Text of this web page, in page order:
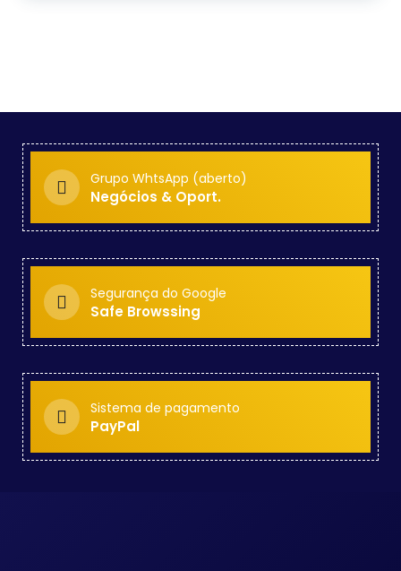
Grupo WhtsApp (aberto)
Negócios & Oport.
Segurança do Google
Safe Browssing
Sistema de pagamento
PayPal